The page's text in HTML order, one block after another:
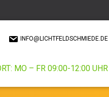
INFO@LICHTFELDSCHMIEDE.DE
MO – FR 09:00-12:00 UHR